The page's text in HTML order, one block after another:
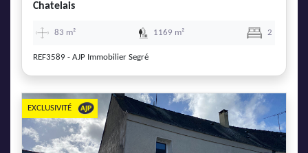
Chatelais
83 m² 1169 m² 2
REF3589 - AJP Immobilier Segré
EXCLUSIVITÉ